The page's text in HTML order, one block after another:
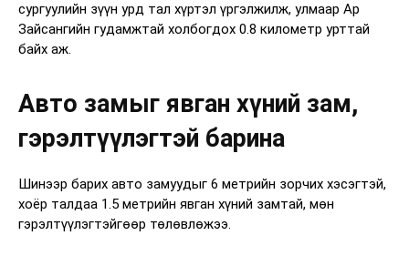
сургуулийн зүүн урд тал хүртэл үргэлжилж, улмаар Ар
Зайсангийн гудамжтай холбогдох 0.8 километр урттай
байх аж.
Авто замыг явган хүний зам,
гэрэлтүүлэгтэй барина
Шинээр барих авто замуудыг 6 метрийн зорчих хэсэгтэй,
хоёр талдаа 1.5 метрийн явган хүний замтай, мөн
гэрэлтүүлэгтэйгөөр төлөвлөжээ.